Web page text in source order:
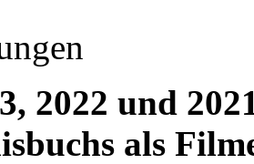
2022 und
als